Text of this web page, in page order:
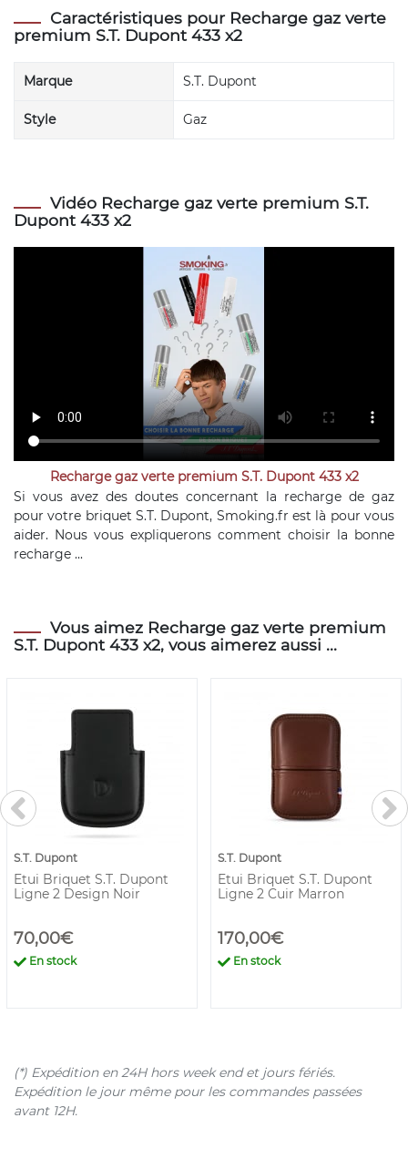
Caractéristiques pour Recharge gaz verte
premium S.T. Dupont 433 x2
Marque S.T. Dupont
Style Gaz
Vidéo Recharge gaz verte premium S.T.
Dupont 433 x2
Recharge gaz verte premium S.T. Dupont 433 x2
Si vous avez des doutes concernant la recharge de gaz
pour votre briquet S.T. Dupont, Smoking.fr est là pour vous
aider. Nous vous expliquerons comment choisir la bonne
recharge ...
Vous aimez Recharge gaz verte premium
S.T. Dupont 433 x2, vous aimerez aussi ...
S.T. Dupont
Etui Briquet S.T. Dupont
Ligne 2 Design Noir
70,00€
En stock
S.T. Dupont
Etui Briquet S.T. Dupont
Ligne 2 Cuir Marron
170,00€
En stock
(*) Expédition en 24H hors week end et jours fériés.
Expédition le jour même pour les commandes passées
avant 12H.